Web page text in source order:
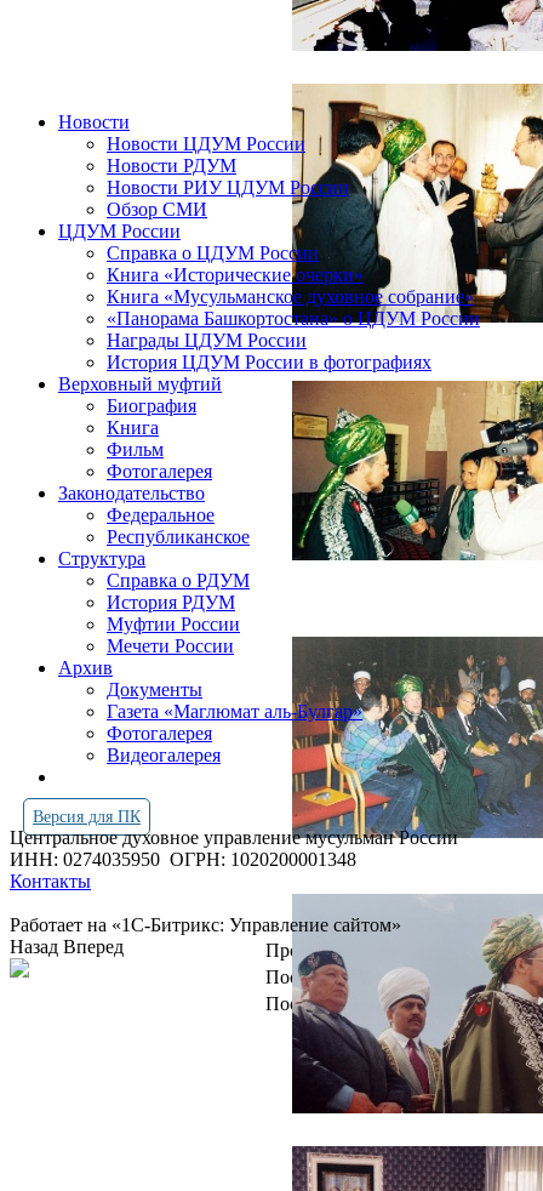
Новости
Новости ЦДУМ России
Новости РДУМ
Новости РИУ ЦДУМ России
Обзор СМИ
ЦДУМ России
Справка о ЦДУМ России
Книга «Исторические очерки»
Книга «Мусульманское духовное собрание»
«Панорама Башкортостана» о ЦДУМ России
Награды ЦДУМ России
История ЦДУМ России в фотографиях
Верховный муфтий
Биография
Книга
Фильм
Фотогалерея
Законодательство
Федеральное
Республиканское
Структура
Справка о РДУМ
История РДУМ
Муфтии России
Мечети России
Архив
Документы
Газета «Маглюмат аль-Булгар»
Фотогалерея
Видеогалерея
Версия для ПК
Центральное духовное управление мусульман России
ИНН: 0274035950 ОГРН: 1020200001348
Контакты
Работает на «1С-Битрикс: Управление сайтом»
Просмотров всего:
4261283
Посетителей сегодня:
1510
Посетителей в онлайн:
17
Назад Вперед